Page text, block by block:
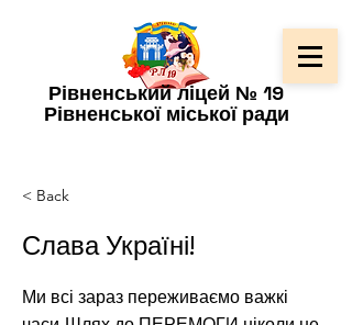
Рівненський ліцей № 19
Рівненської міської ради
< Back
Слава Україні!
Ми всі зараз переживаємо важкі